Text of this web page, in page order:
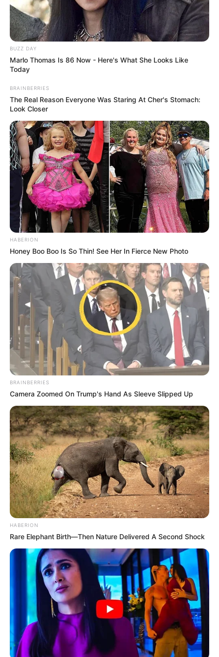
mënyrën sesi shkojnë gjërat në klub, por pa e prekur
konkretisht. /Sport Ekspres/
BUZZ DAY
Marlo Thomas Is 86 Now - Here's What She Looks Like
Today
BRAINBERRIES
The Real Reason Everyone Was Staring At Cher's Stomach:
Look Closer
HABERION
Honey Boo Boo Is So Thin! See Her In Fierce New Photo
BRAINBERRIES
Camera Zoomed On Trump's Hand As Sleeve Slipped Up
HABERION
Rare Elephant Birth—Then Nature Delivered A Second Shock